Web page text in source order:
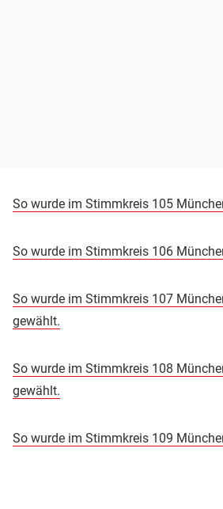
So wurde im Stimmkreis 105
So wurde im Stimmkreis 106
So wurde im Stimmkreis 107
gewählt.
So wurde im Stimmkreis 108
gewählt.
So wurde im Stimmkreis 109